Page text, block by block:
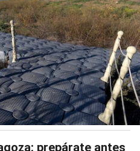
prepárate antes